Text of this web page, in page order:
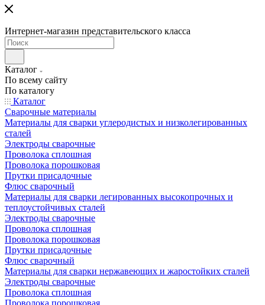
Интернет-магазин представительского класса
Каталог
По всему сайту
По каталогу
Каталог
Сварочные материалы
Материалы для сварки углеродистых и низколегированных
сталей
Электроды сварочные
Проволока сплошная
Проволока порошковая
Прутки присадочные
Флюс сварочный
Материалы для сварки легированных высокопрочных и
теплоустойчивых сталей
Электроды сварочные
Проволока сплошная
Проволока порошковая
Прутки присадочные
Флюс сварочный
Материалы для сварки нержавеющих и жаростойких сталей
Электроды сварочные
Проволока сплошная
Проволока порошковая